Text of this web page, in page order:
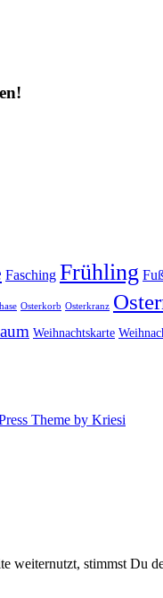
Fasching Frühling
Osterkorb Osterkranz
Weihnachtskarte
Theme by Kriesi
weiternutzt, stimmst Du